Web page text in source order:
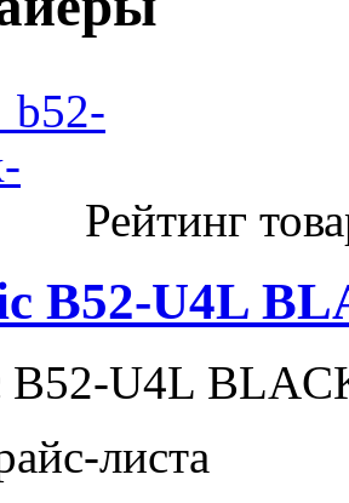
Рейтинг
B52-U4L
B52-U4L
листа